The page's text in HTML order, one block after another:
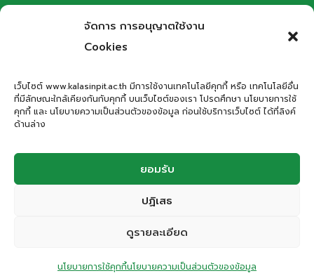
จัดการ การอนุญาตใช้งาน
Cookies
เว็บไซต์ www.kalasinpit.ac.th มีการใช้งานเทคโนโลยีคุกกี้ หรือ เทคโนโลยีอื่น
ที่มีลักษณะใกล้เคียงกันกับคุกกี้ บนเว็บไซต์ของเรา โปรดศึกษา นโยบายการใช้
คุกกี้ และ นโยบายความเป็นส่วนตัวของข้อมูล ก่อนใช้บริการเว็บไซต์ ได้ที่ลิงค์
ด้านล่าง
ยอมรับ
ปฏิเสธ
ดูรายละเอียด
นโยบายการใช้คุกกี้นโยบายความเป็นส่วนตัวของข้อมูล
INTERNATIONAL
VIRTUAL
SCIENCE
ได้
รับ
NASA
โรงเรียนกาฬสินธุ์พิทยาสรรพ์
สำนักงานเขตพื้นที่การศึกษามัธยมศึกษากาฬสินธุ์
ที่อยู่: เลขที่ 66 ถนนอรรถเปศล ตำบลกาฬสินธุ์ อำเภอเมือง
กาฬสินธุ์ จังหวัดกาฬสินธุ์ 46000
office.kps@kalasinpit.ac.th
Accessibility